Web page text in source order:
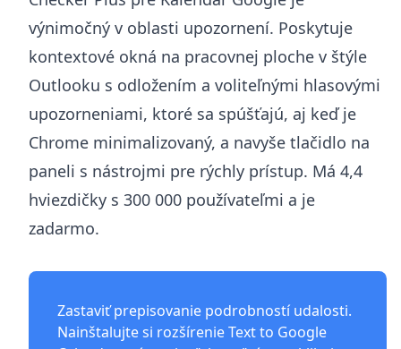
výnimočný v oblasti upozornení. Poskytuje
kontextové okná na pracovnej ploche v štýle
Outlooku s odložením a voliteľnými hlasovými
upozorneniami, ktoré sa spúšťajú, aj keď je
Chrome minimalizovaný, a navyše tlačidlo na
paneli s nástrojmi pre rýchly prístup. Má 4,4
hviezdičky s 300 000 používateľmi a je
zadarmo.
Zastaviť prepisovanie podrobností udalosti.
Nainštalujte si rozšírenie Text to Google